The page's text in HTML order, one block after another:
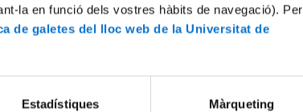
la en funció dels vostres hàbits de navegació). Per
de galetes del lloc web de la Universitat de
Estadístiques Màrqueting